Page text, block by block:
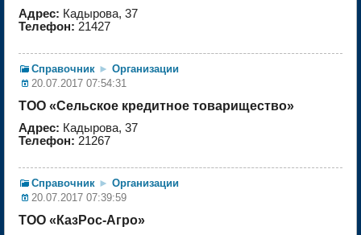
Адрес: Кадырова, 37
Телефон: 21427
Справочник ► Организации
20.07.2017 07:54:31
ТОО «Сельское кредитное товарищество»
Адрес: Кадырова, 37
Телефон: 21267
Справочник ► Организации
20.07.2017 07:39:59
ТОО «КазРос-Агро»